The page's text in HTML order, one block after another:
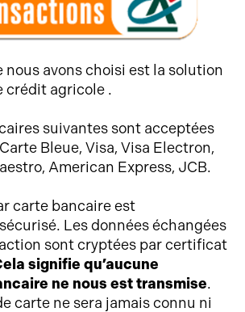
nous avons choisi est la solution
crédit agricole .
suivantes sont acceptées
Bleue, Visa, Visa Electron,
American Express, JCB.
carte bancaire est
Les données échangées
sont cryptées par certificat
signifie qu’aucune
ne nous est transmise.
carte ne sera jamais connu ni